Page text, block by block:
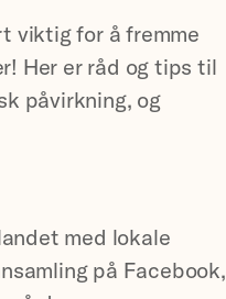
viktig for å fremme
Her er råd og tips til
påvirkning, og
med lokale
på Facebook,